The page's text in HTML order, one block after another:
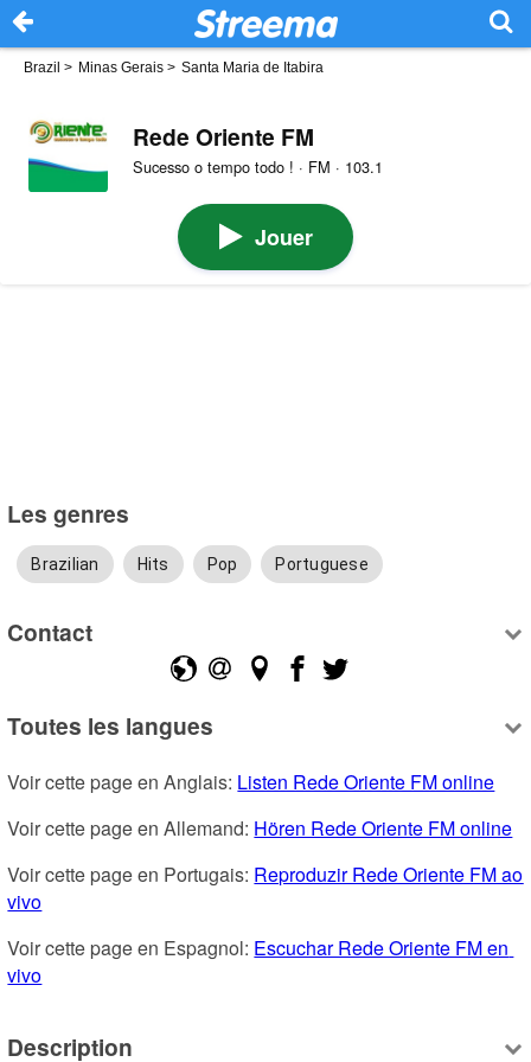
Brazil > Minas Gerais > Santa Maria de Itabira
Rede Oriente FM
Sucesso o tempo todo ! · FM · 103.1
Jouer
Les genres
Brazilian Hits Pop Portuguese
Contact
Toutes les langues
Voir cette page en Anglais: Listen Rede Oriente FM online
Voir cette page en Allemand: Hören Rede Oriente FM online
Voir cette page en Portugais: Reproduzir Rede Oriente FM ao
vivo
Voir cette page en Espagnol: Escuchar Rede Oriente FM en
vivo
Description